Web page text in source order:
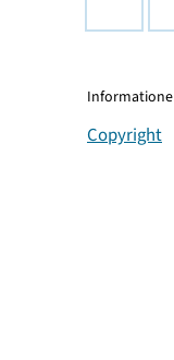
Copyright